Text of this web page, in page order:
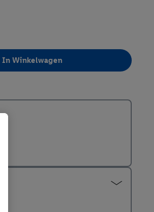
In Winkelwagen